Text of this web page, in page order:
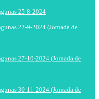
25-8-2024
22-9-2024 (Jornada de
27-10-2024 (Jornada de
30-11-2024 (Jornada de